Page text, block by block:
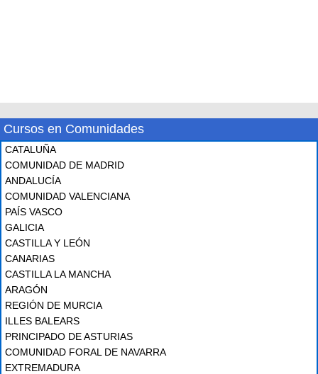
Cursos en Comunidades
CATALUÑA
COMUNIDAD DE MADRID
ANDALUCÍA
COMUNIDAD VALENCIANA
PAÍS VASCO
GALICIA
CASTILLA Y LEÓN
CANARIAS
CASTILLA LA MANCHA
ARAGÓN
REGIÓN DE MURCIA
ILLES BALEARS
PRINCIPADO DE ASTURIAS
COMUNIDAD FORAL DE NAVARRA
EXTREMADURA